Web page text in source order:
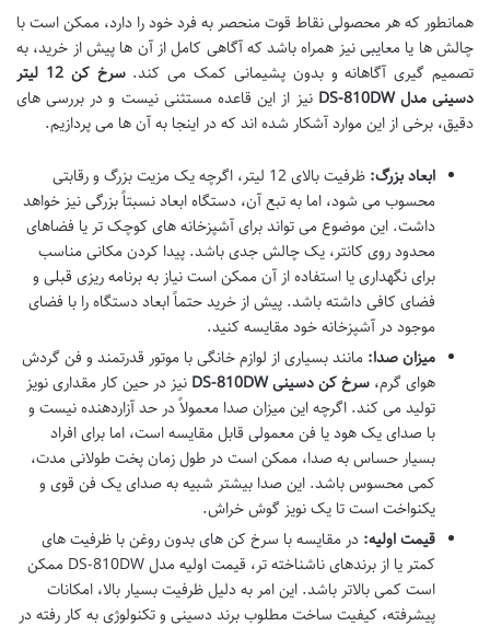
همانطور که هر محصولی نقاط قوت منحصر به فرد خود را دارد، ممکن است با
چالش ها یا معایبی نیز همراه باشد که آگاهی کامل از آن ها پیش از خرید، به
تصمیم گیری آگاهانه و بدون پشیمانی کمک می کند.
سرخ کن 12 لیتر
دسینی مدل DS-810DW
نیز از این قاعده مستثنی نیست و در بررسی های
دقیق، برخی از این موارد آشکار شده اند که در اینجا به آن ها می پردازیم.
ابعاد بزرگ:
ظرفیت بالای 12 لیتر، اگرچه یک مزیت بزرگ و رقابتی
محسوب می شود، اما به تبع آن، دستگاه ابعاد نسبتاً بزرگی نیز خواهد
داشت. این موضوع می تواند برای آشپزخانه های کوچک تر یا فضاهای
محدود روی کانتر، یک چالش جدی باشد. پیدا کردن مکانی مناسب
برای نگهداری یا استفاده از آن ممکن است نیاز به برنامه ریزی قبلی و
فضای کافی داشته باشد. پیش از خرید حتماً ابعاد دستگاه را با فضای
موجود در آشپزخانه خود مقایسه کنید.
میزان صدا: مانند بسیاری از لوازم خانگی با موتور قدرتمند و فن گردش
هوای گرم، سرخ کن دسینی DS-810DW
نیز در حین کار مقداری نویز
تولید می کند. اگرچه این میزان صدا معمولاً در حد آزاردهنده نیست و
با صدای یک هود یا فن معمولی قابل مقایسه است، اما برای افراد
بسیار حساس به صدا، ممکن است در طول زمان پخت طولانی مدت،
کمی محسوس باشد. این صدا بیشتر شبیه به صدای یک فن قوی و
یکنواخت است تا یک نویز گوش خراش.
قیمت اولیه: در مقایسه با سرخ کن های بدون روغن با ظرفیت های
کمتر یا از برندهای ناشناخته تر، قیمت اولیه مدل DS-810DW ممکن
است کمی بالاتر باشد. این امر به دلیل ظرفیت بسیار بالا، امکانات
پیشرفته، کیفیت ساخت مطلوب برند دسینی و تکنولوژی به کار رفته در